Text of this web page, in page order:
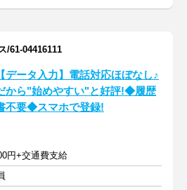
/61-04416111
【データ入力】電話対応ほぼなし♪
から"始めやすい"と好評!◆履歴
不要◆スマホで登録!
円+交通費支給